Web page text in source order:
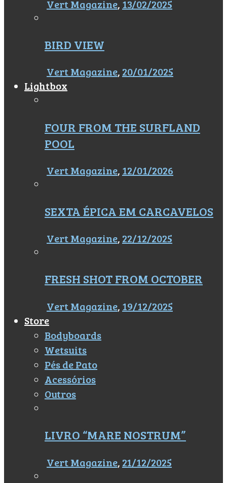
Vert Magazine, 13/02/2025
BIRD VIEW
Vert Magazine, 20/01/2025
Lightbox
FOUR FROM THE SURFLAND
POOL
Vert Magazine, 12/01/2026
SEXTA ÉPICA EM CARCAVELOS
Vert Magazine, 22/12/2025
FRESH SHOT FROM OCTOBER
Vert Magazine, 19/12/2025
Store
Bodyboards
Wetsuits
Pés de Pato
Acessórios
Outros
LIVRO “MARE NOSTRUM”
Vert Magazine, 21/12/2025